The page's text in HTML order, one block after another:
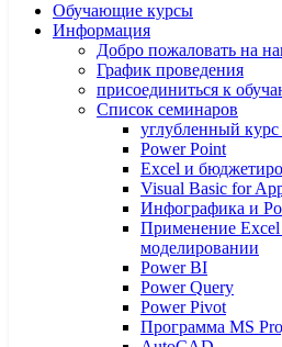
Обучающие курсы
Информация
Добро пожаловать на
График проведения
присоединиться к
Список семинаров
углубленный
Power Point
Excel и
Visual Basic for
Инфографика и
Применение
моделировании
Power BI
Power Query
Power Pivot
Программа MS